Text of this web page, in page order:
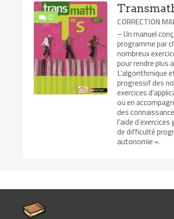
0 CORRECTION
– Un manuel
programme par
nombreux
pour rendre plus
L’algorithmique
progressif des
exercices
ou en
des
l’aide
de difficulté
autonomie ».